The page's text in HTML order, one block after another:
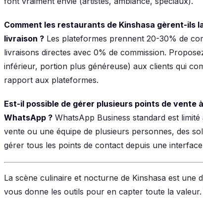
Comment les restaurants de Kinshasa gèrent-ils
livraison ? Les plateformes prennent 20-30% de
livraisons directes avec 0% de commission.
inférieur, portion plus généreuse) aux clients qui
rapport aux plateformes.
Est-il possible de gérer plusieurs points de vente
WhatsApp ? WhatsApp Business standard est
vente ou une équipe de plusieurs personnes, des
gérer tous les points de contact depuis une
La scène culinaire et nocturne de Kinshasa est une
vous donne les outils pour en capter toute la